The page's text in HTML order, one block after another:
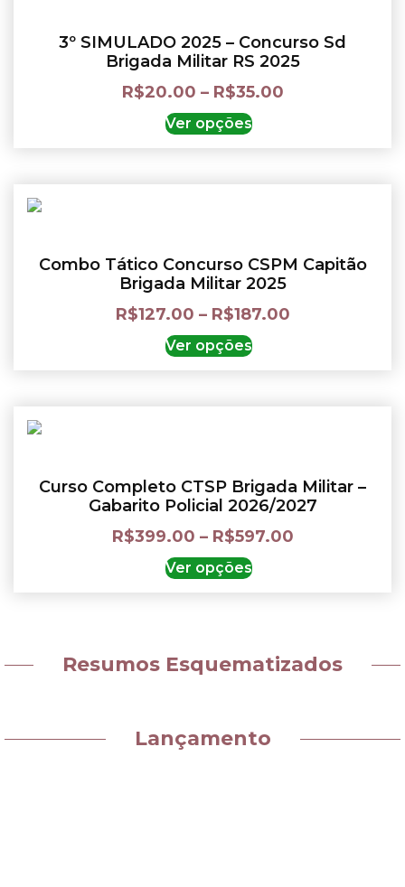
3º SIMULADO 2025 – Concurso Sd
Brigada Militar RS 2025
R$20.00 – R$35.00
Ver opções
Combo Tático Concurso CSPM Capitão
Brigada Militar 2025
R$127.00 – R$187.00
Ver opções
Curso Completo CTSP Brigada Militar –
Gabarito Policial 2026/2027
R$399.00 – R$597.00
Ver opções
Resumos Esquematizados
Lançamento